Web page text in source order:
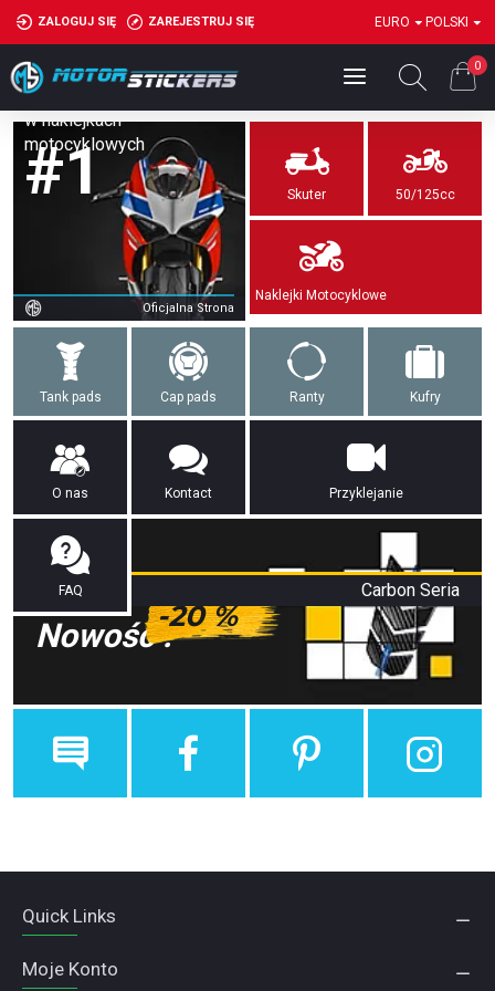
ZALOGUJ SIĘ ZAREJESTRUJ SIĘ EURO POLSKI
0
#1
Oficjalna Strona
w naklejkach
motocyklowych
Skuter 50/125cc
Naklejki Motocyklowe
Tank pads Cap pads Ranty Kufry
O nas Kontact Przyklejanie
Nowość !-20 %
Carbon Seria
FAQ
Quick Links
Moje Konto